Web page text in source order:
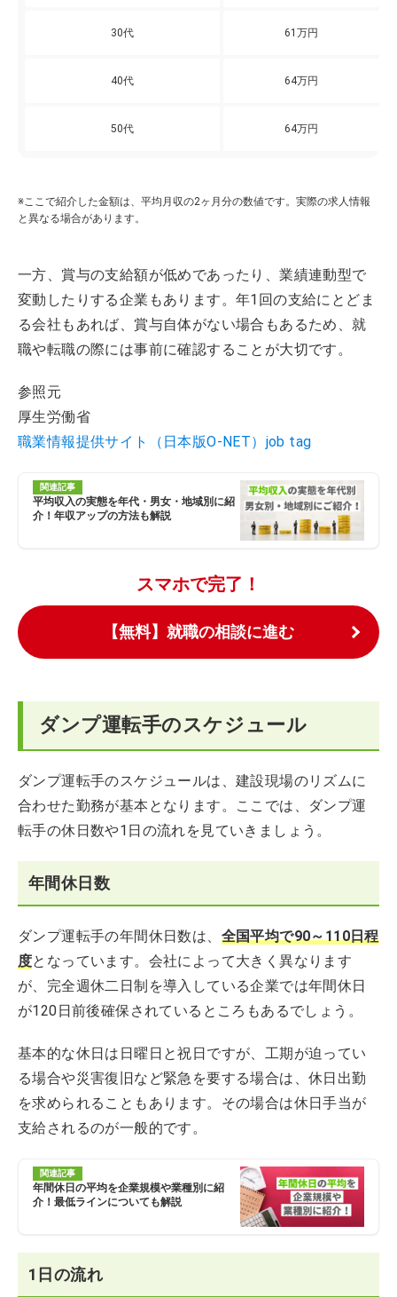
30代 61万円
40代 64万円
50代 64万円
※ここで紹介した金額は、平均月収の2ヶ月分の数値です。実際の求人情報
と異なる場合があります。
一方、賞与の支給額が低めであったり、業績連動型で
変動したりする企業もあります。年1回の支給にとどま
る会社もあれば、賞与自体がない場合もあるため、就
職や転職の際には事前に確認することが大切です。
参照元
厚生労働省
職業情報提供サイト（日本版O-NET）job tag
関連記事
平均収入の実態を年代・男女・地域別に紹
介！年収アップの方法も解説
スマホで完了！
【無料】就職の相談に進む
ダンプ運転手のスケジュール
ダンプ運転手のスケジュールは、建設現場のリズムに
合わせた勤務が基本となります。ここでは、ダンプ運
転手の休日数や1日の流れを見ていきましょう。
年間休日数
ダンプ運転手の年間休日数は、 全国平均で90～110日程
度となっています。会社によって大きく異なります
が、完全週休二日制を導入している企業では年間休日
が120日前後確保されているところもあるでしょう。
基本的な休日は日曜日と祝日ですが、工期が迫ってい
る場合や災害復旧など緊急を要する場合は、休日出勤
を求められることもあります。その場合は休日手当が
支給されるのが一般的です。
関連記事
年間休日の平均を企業規模や業種別に紹
介！最低ラインについても解説
1日の流れ